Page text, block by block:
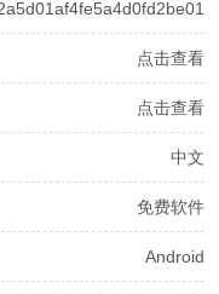
点击查看
点击查看
中文
免费软件
Android